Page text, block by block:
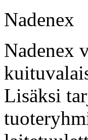
Nadenex
Nadenex
Lisäksi